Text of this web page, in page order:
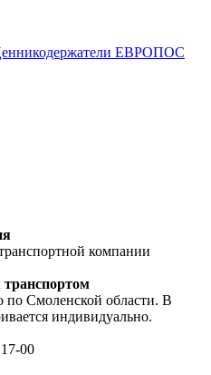
ЕВРОПОС
компании
транспортом
по Смоленской области. В
индивидуально.
00